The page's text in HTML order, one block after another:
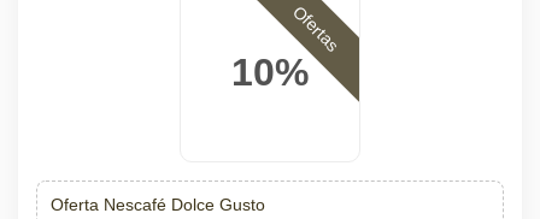
10%
Ofertas
Oferta Nescafé Dolce Gusto